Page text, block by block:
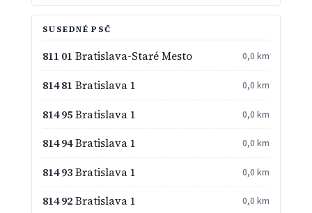
SUSEDNÉ PSČ
811 01 Bratislava-Staré Mesto 0,0 km
814 81 Bratislava 1 0,0 km
814 95Bratislava 1 0,0 km
814 94Bratislava 1 0,0 km
814 93Bratislava 1 0,0 km
814 92Bratislava 1 0,0 km